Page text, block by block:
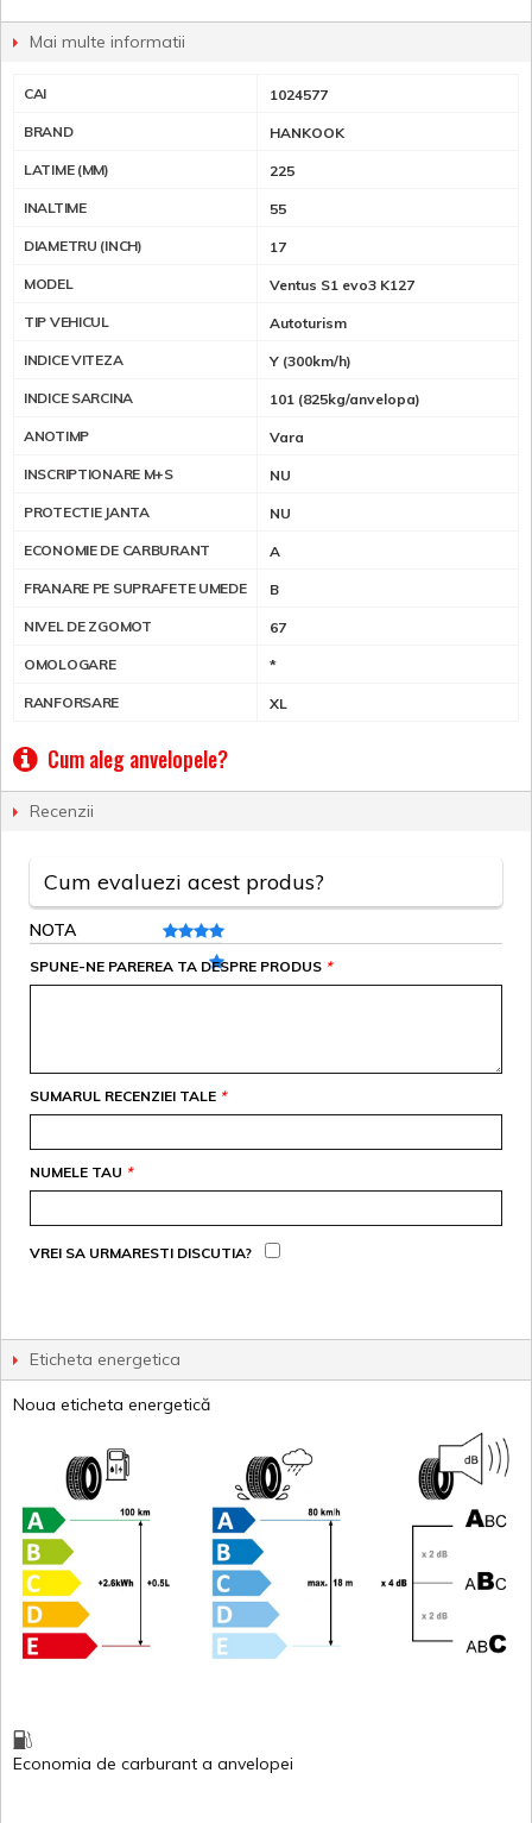
Mai multe informatii
CAI 1024577
BRAND HANKOOK
LATIME (MM) 225
INALTIME 55
DIAMETRU (INCH) 17
MODEL Ventus S1 evo3 K127
TIP VEHICUL Autoturism
INDICE VITEZA Y (300km/h)
INDICE SARCINA 101 (825kg/anvelopa)
ANOTIMP Vara
INSCRIPTIONARE M+S NU
PROTECTIE JANTA NU
ECONOMIE DE CARBURANT A
FRANARE PE SUPRAFETE UMEDE B
NIVEL DE ZGOMOT 67
OMOLOGARE *
RANFORSARE XL
Cum aleg anvelopele?
Recenzii
Cum evaluezi acest produs?
NOTA
*
SPUNE-NE PAREREA TA DESPRE PRODUS
*
SUMARUL RECENZIEI TALE
*
NUMELE TAU
VREI SA URMARESTI DISCUTIA?
Eticheta energetica
Noua eticheta energetică
Economia de carburant a anvelopei